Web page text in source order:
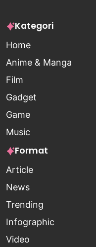
Kategori
Home
Anime & Manga
Film
Gadget
Game
Music
Format
Article
News
Trending
Infographic
Video